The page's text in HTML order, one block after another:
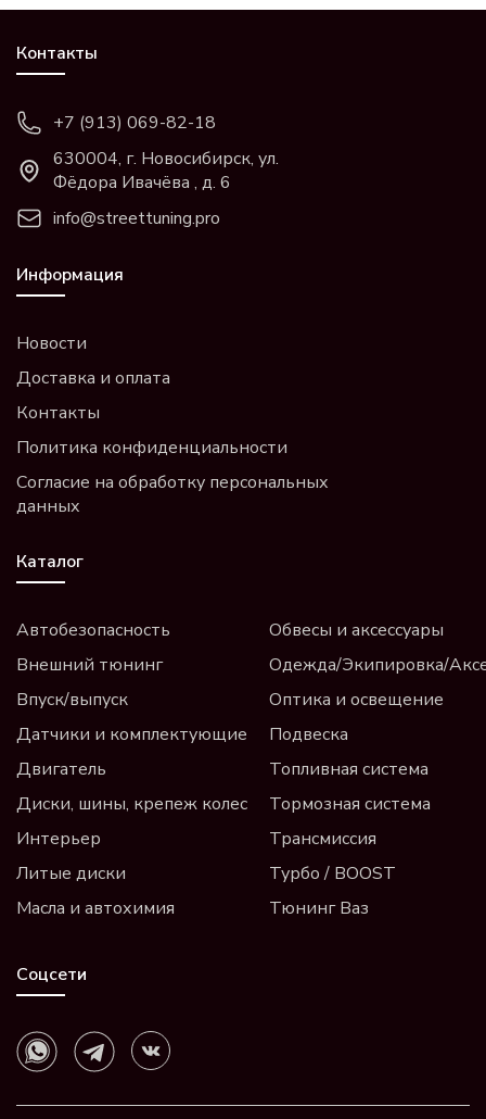
Контакты
+7 (913) 069-82-18
630004, г. Новосибирск, ул.
Фёдора Ивачёва , д. 6
info@streettuning.pro
Информация
Новости
Доставка и оплата
Контакты
Политика конфиденциальности
Согласие на обработку персональных
данных
Каталог
Автобезопасность
Внешний тюнинг
Впуск/выпуск
Датчики и комплектующие
Двигатель
Диски, шины, крепеж колес
Интерьер
Литые диски
Масла и автохимия
Обвесы и аксессуары
Одежда/Экипировка/
Оптика и освещение
Подвеска
Топливная система
Тормозная система
Трансмиссия
Турбо / BOOST
Тюнинг Ваз
Соцсети